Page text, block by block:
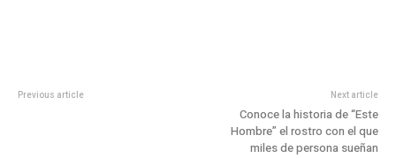
Previous article Next article
Conoce la historia de “Este
Hombre” el rostro con el que
miles de persona sueñan